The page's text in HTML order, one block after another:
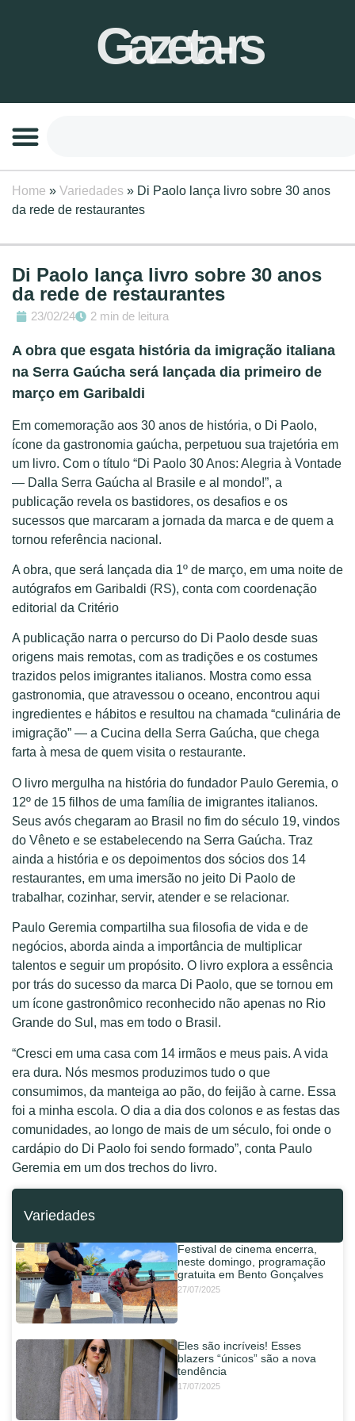
Gazeta-rs
Home » Variedades » Di Paolo lança livro sobre 30 anos
da rede de restaurantes
Di Paolo lança livro sobre 30 anos
da rede de restaurantes
23/02/24 2 min de leitura
A obra que esgata história da imigração italiana
na Serra Gaúcha será lançada dia primeiro de
março em Garibaldi
Em comemoração aos 30 anos de história, o Di Paolo,
ícone da gastronomia gaúcha, perpetuou sua trajetória em
um livro. Com o título “Di Paolo 30 Anos: Alegria à Vontade
— Dalla Serra Gaúcha al Brasile e al mondo!”, a
publicação revela os bastidores, os desafios e os
sucessos que marcaram a jornada da marca e de quem a
tornou referência nacional.
A obra, que será lançada dia 1º de março, em uma noite de
autógrafos em Garibaldi (RS), conta com coordenação
editorial da Critério
A publicação narra o percurso do Di Paolo desde suas
origens mais remotas, com as tradições e os costumes
trazidos pelos imigrantes italianos. Mostra como essa
gastronomia, que atravessou o oceano, encontrou aqui
ingredientes e hábitos e resultou na chamada “culinária de
imigração” — a Cucina della Serra Gaúcha, que chega
farta à mesa de quem visita o restaurante.
O livro mergulha na história do fundador Paulo Geremia, o
12º de 15 filhos de uma família de imigrantes italianos.
Seus avós chegaram ao Brasil no fim do século 19, vindos
do Vêneto e se estabelecendo na Serra Gaúcha. Traz
ainda a história e os depoimentos dos sócios dos 14
restaurantes, em uma imersão no jeito Di Paolo de
trabalhar, cozinhar, servir, atender e se relacionar.
Paulo Geremia compartilha sua filosofia de vida e de
negócios, aborda ainda a importância de multiplicar
talentos e seguir um propósito. O livro explora a essência
por trás do sucesso da marca Di Paolo, que se tornou em
um ícone gastronômico reconhecido não apenas no Rio
Grande do Sul, mas em todo o Brasil.
“Cresci em uma casa com 14 irmãos e meus pais. A vida
era dura. Nós mesmos produzimos tudo o que
consumimos, da manteiga ao pão, do feijão à carne. Essa
foi a minha escola. O dia a dia dos colonos e as festas das
comunidades, ao longo de mais de um século, foi onde o
cardápio do Di Paolo foi sendo formado”, conta Paulo
Geremia em um dos trechos do livro.
Variedades
Festival de cinema encerra,
neste domingo, programação
gratuita em Bento Gonçalves
27/07/2025
Eles são incríveis! Esses
blazers “únicos” são a nova
tendência
17/07/2025